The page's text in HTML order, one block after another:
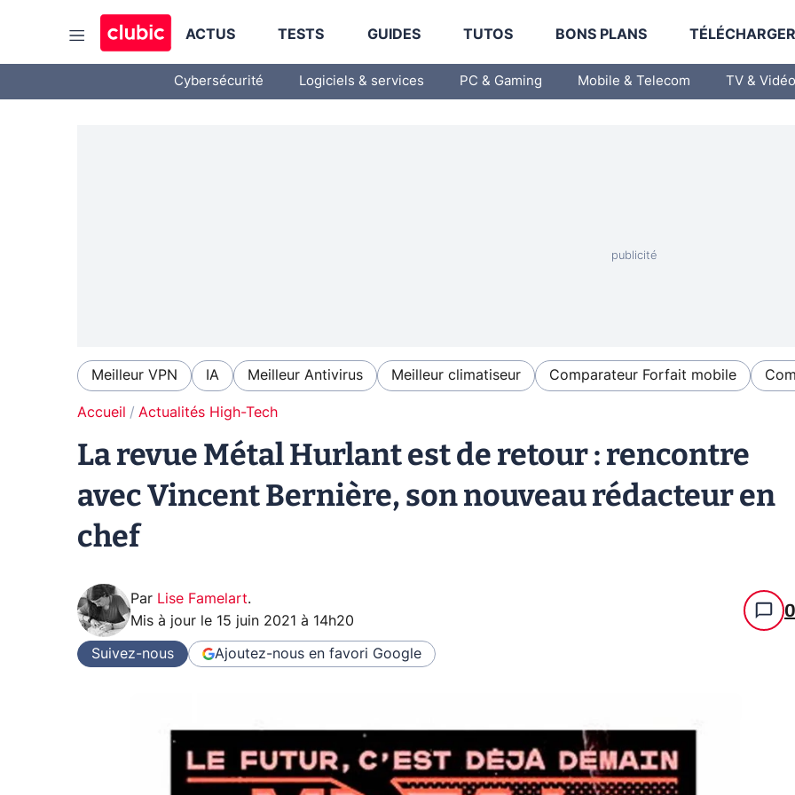
ACTUS TESTS GUIDES TUTOS BONS PLANS
Cybersécurité Logiciels & services PC & Gaming Mobile & Telecom TV & Vidéo
Meilleur VPN IA Meilleur Antivirus Meilleur climatiseur Comparateur Forfait mobile
Accueil Actualités High-Tech
La revue Métal Hurlant est de retour : rencontre
avec Vincent Bernière, son nouveau rédacteur en
chef
Par Lise Famelart.
Mis à jour le 15 juin 2021 à 14h20 0
Suivez-nous Ajoutez-nous en favori Google